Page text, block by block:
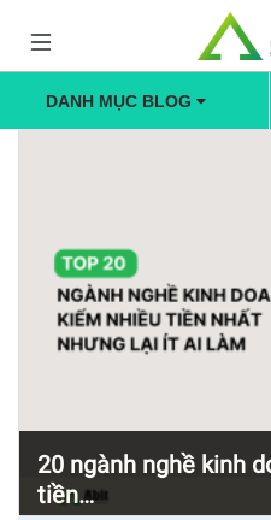
DANH MỤC BLOG
20 ngành nghề kinh
tiền…